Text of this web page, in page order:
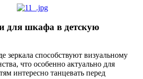
для шкафа в детскую
зеркала способствуют визуальному
что особенно актуально для
интересно танцевать перед